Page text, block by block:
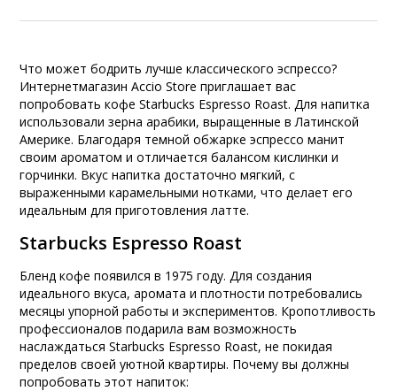
Что может бодрить лучше классического эспрессо?
Интернетмагазин Accio Store приглашает вас
попробовать кофе Starbucks Espresso Roast. Для напитка
использовали зерна арабики, выращенные в Латинской
Америке. Благодаря темной обжарке эспрессо манит
своим ароматом и отличается балансом кислинки и
горчинки. Вкус напитка достаточно мягкий, с
выраженными карамельными нотками, что делает его
идеальным для приготовления латте.
Starbucks Espresso Roast
Бленд кофе появился в 1975 году. Для создания
идеального вкуса, аромата и плотности потребовались
месяцы упорной работы и экспериментов. Кропотливость
профессионалов подарила вам возможность
наслаждаться Starbucks Espresso Roast, не покидая
пределов своей уютной квартиры. Почему вы должны
попробовать этот напиток: